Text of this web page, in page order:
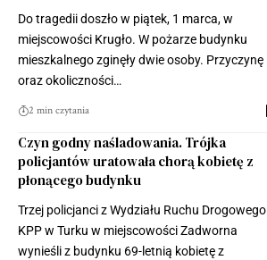
Do tragedii doszło w piątek, 1 marca, w
miejscowości Krugło. W pożarze budynku
mieszkalnego zginęły dwie osoby. Przyczynę
oraz okoliczności…
2 min czytania
Czyn godny naśladowania. Trójka
policjantów uratowała chorą kobietę z
płonącego budynku
Trzej policjanci z Wydziału Ruchu Drogowego
KPP w Turku w miejscowości Zadworna
wynieśli z budynku 69-letnią kobietę z